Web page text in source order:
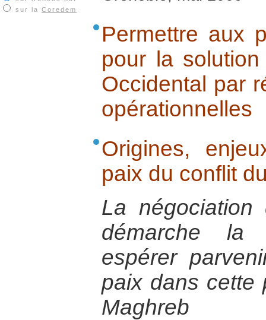
sur la Coredem
Permettre aux
pour la
Occidental par
opérationnelles
Origines,
paix du conflit
La négociation
démarche la
espérer
paix dans cette
Maghreb